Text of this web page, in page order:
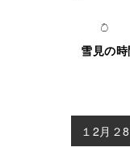
雪見の
１2月２